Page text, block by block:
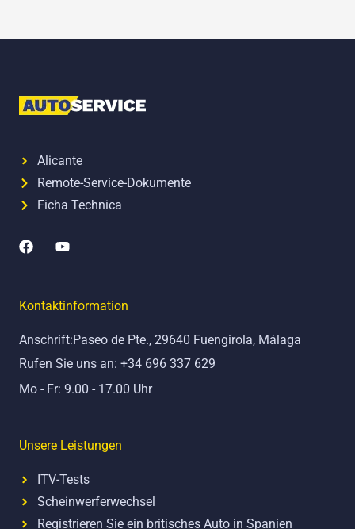
Alicante
Remote-Service-Dokumente
Ficha Technica
F
a
b
k
Y
u
Kontaktinformation
Anschrift:Paseo de Pte., 29640 Fuengirola, Málaga
Rufen Sie uns an: +34 696 337 629
Mo - Fr: 9.00 - 17.00 Uhr
Unsere Leistungen
ITV-Tests
Scheinwerferwechsel
Registrieren Sie ein britisches Auto in Spanien